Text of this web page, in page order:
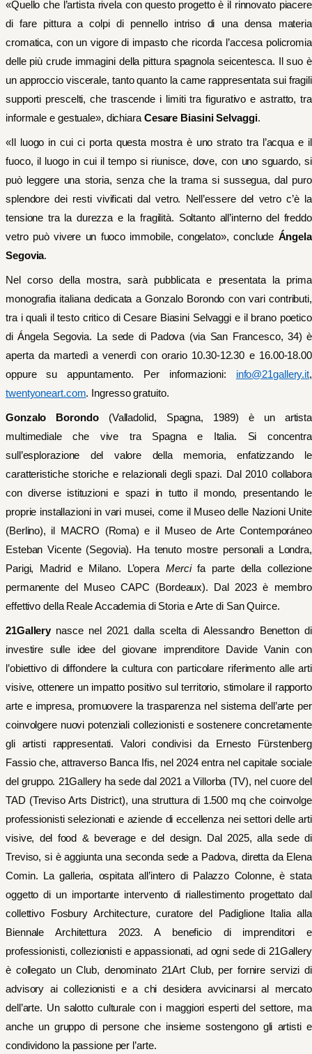
«Quello che l’artista rivela con questo progetto è il rinnovato piacere
di fare pittura a colpi di pennello intriso di una densa materia
cromatica, con un vigore di impasto che ricorda l’accesa policromia
delle più crude immagini della pittura spagnola seicentesca. Il suo è
un approccio viscerale, tanto quanto la carne rappresentata sui fragili
supporti prescelti, che trascende i limiti tra figurativo e astratto, tra
informale e gestuale», dichiaraCesare Biasini Selvaggi.
«Il luogo in cui ci porta questa mostra è uno strato tra l’acqua e il
fuoco, il luogo in cui il tempo si riunisce, dove, con uno sguardo, si
può leggere una storia, senza che la trama si sussegua, dal puro
splendore dei resti vivificati dal vetro. Nell’essere del vetro c’è la
tensione tra la durezza e la fragilità. Soltanto all’interno del freddo
vetro può vivere un fuoco immobile, congelato», conclude Ángela
Segovia.
Nel corso della mostra, sarà pubblicata e presentata la prima
monografia italiana dedicata a Gonzalo Borondo con vari contributi,
tra i quali il testo critico di Cesare Biasini Selvaggi e il brano poetico
di Ángela Segovia. La sede di Padova (via San Francesco, 34) è
aperta da martedì a venerdì con orario 10.30-12.30 e 16.00-18.00
oppure su appuntamento. Per informazioni: info@21gallery.it,
twentyoneart.com. Ingresso gratuito.
Gonzalo Borondo(Valladolid, Spagna, 1989) è un artista
multimediale che vive tra Spagna e Italia. Si concentra
sull’esplorazione del valore della memoria, enfatizzando le
caratteristiche storiche e relazionali degli spazi. Dal 2010 collabora
con diverse istituzioni e spazi in tutto il mondo, presentando le
proprie installazioni in vari musei, come il Museo delle Nazioni Unite
(Berlino), il MACRO (Roma) e il Museo de Arte Contemporáneo
Esteban Vicente (Segovia). Ha tenuto mostre personali a Londra,
Parigi, Madrid e Milano. L’opera Mercifa parte della collezione
permanente del Museo CAPC (Bordeaux). Dal 2023 è membro
effettivo della Reale Accademia di Storia e Arte di San Quirce.
21Gallerynasce nel 2021 dalla scelta di Alessandro Benetton di
investire sulle idee del giovane imprenditore Davide Vanin con
l’obiettivo di diffondere la cultura con particolare riferimento alle arti
visive, ottenere un impatto positivo sul territorio, stimolare il rapporto
arte e impresa, promuovere la trasparenza nel sistema dell’arte per
coinvolgere nuovi potenziali collezionisti e sostenere concretamente
gli artisti rappresentati. Valori condivisi da Ernesto Fürstenberg
Fassio che, attraverso Banca Ifis, nel 2024 entra nel capitale sociale
del gruppo. 21Gallery ha sede dal 2021 a Villorba (TV), nel cuore del
TAD (Treviso Arts District), una struttura di 1.500 mq che coinvolge
professionisti selezionati e aziende di eccellenza nei settori delle arti
visive, del food & beverage e del design. Dal 2025, alla sede di
Treviso, si è aggiunta una seconda sede a Padova, diretta da Elena
Comin. La galleria, ospitata all’intero di Palazzo Colonne, è stata
oggetto di un importante intervento di riallestimento progettato dal
collettivo Fosbury Architecture, curatore del Padiglione Italia alla
Biennale Architettura 2023. A beneficio di imprenditori e
professionisti, collezionisti e appassionati, ad ogni sede di 21Gallery
è collegato un Club, denominato 21Art Club, per fornire servizi di
advisory ai collezionisti e a chi desidera avvicinarsi al mercato
dell’arte. Un salotto culturale con i maggiori esperti del settore, ma
anche un gruppo di persone che insieme sostengono gli artisti e
condividono la passione per l’arte.